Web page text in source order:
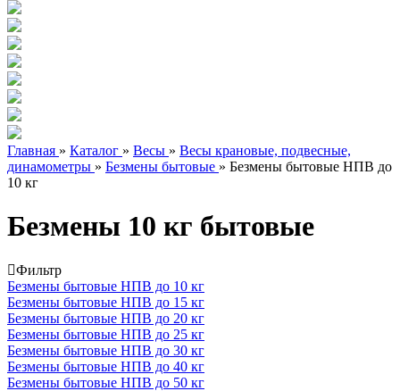
Главная » Каталог » Весы » Весы крановые, подвесные,
динамометры » Безмены бытовые » Безмены бытовые НПВ до
10 кг
Безмены 10 кг бытовые
Фильтр
Безмены бытовые НПВ до 10 кг
Безмены бытовые НПВ до 15 кг
Безмены бытовые НПВ до 20 кг
Безмены бытовые НПВ до 25 кг
Безмены бытовые НПВ до 30 кг
Безмены бытовые НПВ до 40 кг
Безмены бытовые НПВ до 50 кг